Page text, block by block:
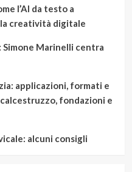
l’AI da testo a
creatività digitale
Simone Marinelli centra
applicazioni, formati e
fondazioni e
alcuni consigli